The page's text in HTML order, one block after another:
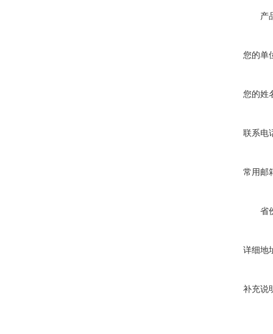
产
您的单
您的姓
联系电
常用邮
省
详细地
补充说